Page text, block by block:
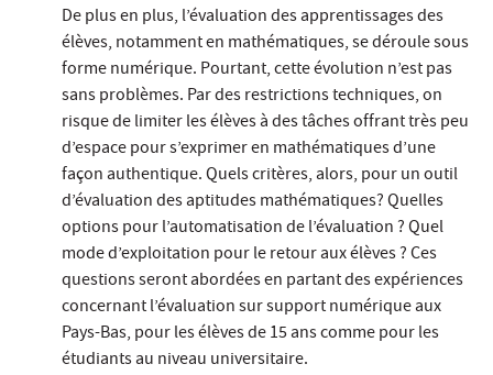
De plus en plus, l’évaluation des apprentissages des
élèves, notamment en mathématiques, se déroule sous
forme numérique. Pourtant, cette évolution n’est pas
sans problèmes. Par des restrictions techniques, on
risque de limiter les élèves à des tâches offrant très peu
d’espace pour s’exprimer en mathématiques d’une
façon authentique. Quels critères, alors, pour un outil
d’évaluation des aptitudes mathématiques? Quelles
options pour l’automatisation de l’évaluation ? Quel
mode d’exploitation pour le retour aux élèves ? Ces
questions seront abordées en partant des expériences
concernant l’évaluation sur support numérique aux
Pays-Bas, pour les élèves de 15 ans comme pour les
étudiants au niveau universitaire.